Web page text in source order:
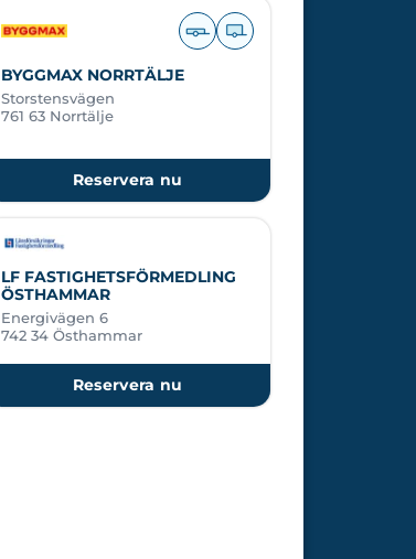
BYGGMAX NORRTÄLJE
Storstensvägen
761 63 Norrtälje
Reservera nu
LF FASTIGHETSFÖRMEDLING
ÖSTHAMMAR
Energivägen 6
742 34 Östhammar
Reservera nu